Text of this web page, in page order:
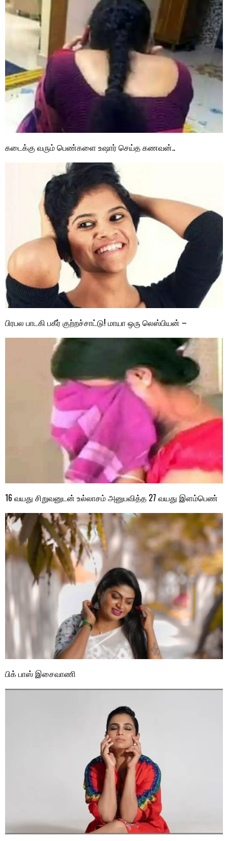
கடைக்கு வரும் பெண்களை உஷார் செய்த கணவன்..
பிரபல பாடகி பகீர் குற்றச்சாட்டு! மாயா ஒரு லெஸ்பியன் –
16 வயது சிறுவனுடன் உல்லாசம் அனுபவித்த 27 வயது இளம்பெண்
பிக் பாஸ் இசைவாணி